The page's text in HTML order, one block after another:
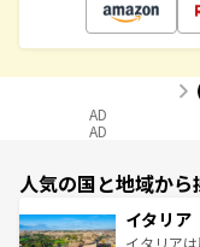
AD
AD
人気の国と地域から
イタリア
イタリア